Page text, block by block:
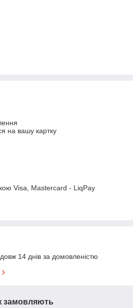
на вашу картку
Visa, Mastercard - LiqPay
14 днів за домовленістю
замовляють